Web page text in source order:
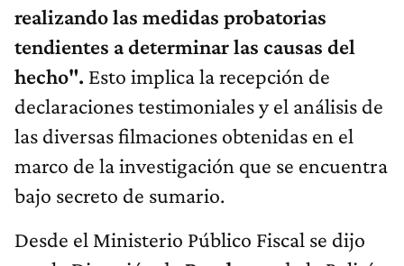
realizando las medidas probatorias
tendientes a determinar las causas del
hecho". Esto implica la recepción de
declaraciones testimoniales y el análisis de
las diversas filmaciones obtenidas en el
marco de la investigación que se encuentra
bajo secreto de sumario.
Desde el Ministerio Público Fiscal se dijo